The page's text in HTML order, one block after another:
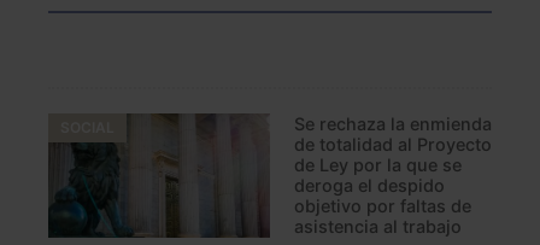
Se rechaza la enmienda
de totalidad al Proyecto
de Ley por la que se
deroga el despido
objetivo por faltas de
asistencia al trabajo